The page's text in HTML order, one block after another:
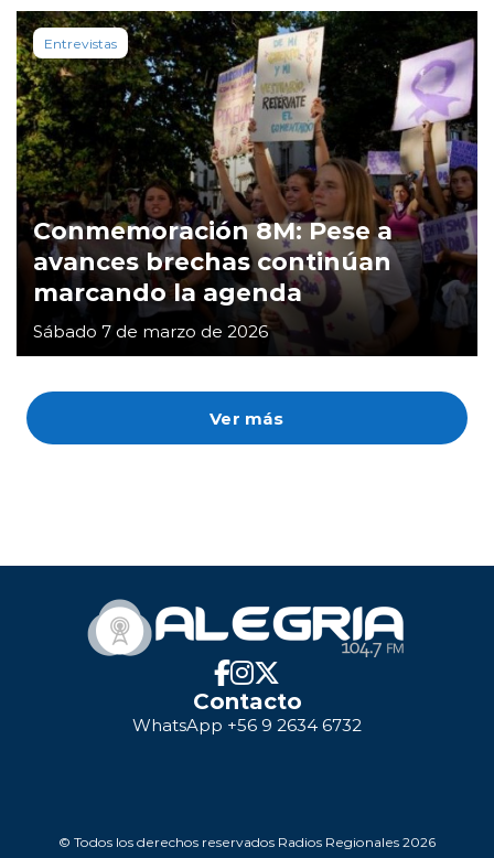
Ver más
Entrevistas
Conmemoración 8M: Pese a
avances brechas continúan
marcando la agenda
Sábado 7 de marzo de 2026
Contacto
WhatsApp +56 9 2634 6732
© Todos los derechos reservados Radios Regionales 2026